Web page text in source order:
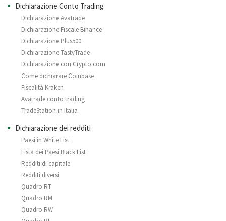
Dichiarazione Conto Trading
Dichiarazione Avatrade
Dichiarazione Fiscale Binance
Dichiarazione Plus500
Dichiarazione TastyTrade
Dichiarazione con Crypto.com
Come dichiarare Coinbase
Fiscalità Kraken
Avatrade conto trading
TradeStation in Italia
Dichiarazione dei redditi
Paesi in White List
Lista dei Paesi Black List
Redditi di capitale
Redditi diversi
Quadro RT
Quadro RM
Quadro RW